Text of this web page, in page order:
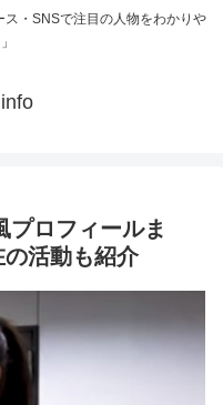
ス・SNSで注目の人物をわかりや
プロフィールま
活動も紹介